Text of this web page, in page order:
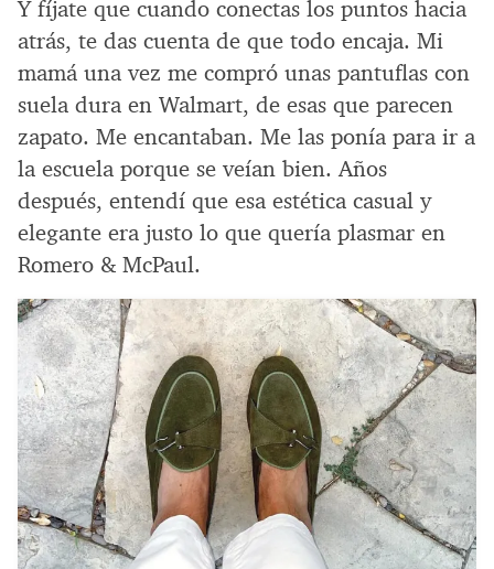
Y fíjate que cuando conectas los puntos hacia
atrás, te das cuenta de que todo encaja. Mi
mamá una vez me compró unas pantuflas con
suela dura en Walmart, de esas que parecen
zapato. Me encantaban. Me las ponía para ir a
la escuela porque se veían bien. Años
después, entendí que esa estética casual y
elegante era justo lo que quería plasmar en
Romero & McPaul.